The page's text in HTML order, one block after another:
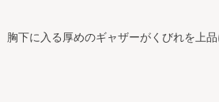
胸下に入る厚めのギャザーがくびれを上品